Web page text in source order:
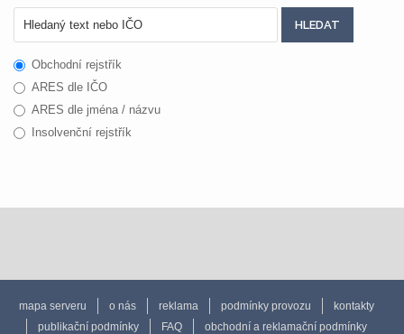
Obchodní rejstřík
ARES dle IČO
ARES dle jména / názvu
Insolvenční rejstřík
mapa serveru o nás reklama podmínky provozu
kontakty
publikační podmínky
FAQ obchodní a reklamační podmínky